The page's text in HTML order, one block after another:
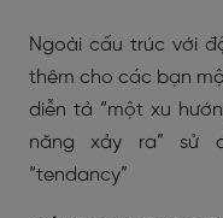
Ngoài cấu trúc với
thêm cho các bạn
diễn tả “một xu
năng xảy ra” sử
“tendancy”